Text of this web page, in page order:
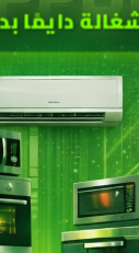
دايمًا